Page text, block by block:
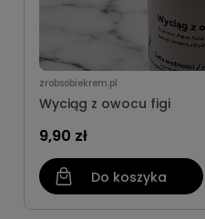
zrobsobiekrem.pl
Wyciąg z owocu figi
9,90 zł
Do koszyka